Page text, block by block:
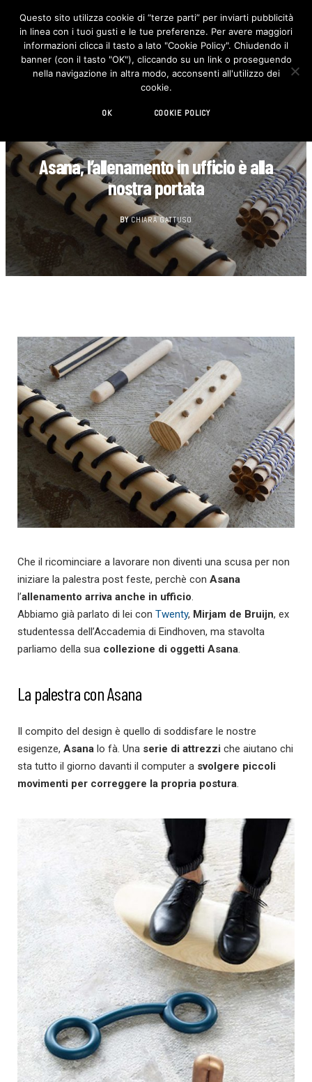
F
c
e
b
o
I
n
s
t
Asana, l’allenamento in ufficio è alla
nostra portata
BY CHIARA GATTUSO
Che il ricominciare a lavorare non diventi una scusa per non
iniziare la palestra post feste, perchè con Asana
l’allenamento arriva anche in ufficio.
Abbiamo già parlato di lei con Twenty, Mirjam de Bruijn, ex
studentessa dell’Accademia di Eindhoven, ma stavolta
parliamo della sua collezione di oggetti Asana.
La palestra con Asana
Il compito del design è quello di soddisfare le nostre
esigenze, Asana lo fà. Una serie di attrezzi che aiutano chi
sta tutto il giorno davanti il computer a svolgere piccoli
movimenti per correggere la propria postura
Questo sito utilizza cookie di “terze parti” per inviarti pubblicità
in linea con i tuoi gusti e le tue preferenze. Per avere maggiori
informazioni clicca il tasto a lato "Cookie Policy". Chiudendo il
banner (con il tasto "OK"), cliccando su un link o proseguendo
nella navigazione in altra modo, acconsenti all'utilizzo dei
cookie.
OK COOKIE POLICY